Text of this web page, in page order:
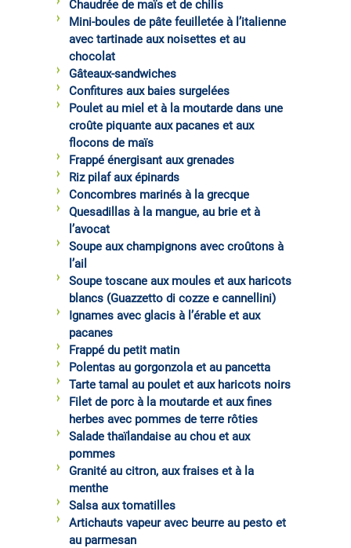
Chaudrée de maïs et de chilis
Mini-boules de pâte feuilletée à l’italienne
avec tartinade aux noisettes et au
chocolat
Gâteaux-sandwiches
Confitures aux baies surgelées
Poulet au miel et à la moutarde dans une
croûte piquante aux pacanes et aux
flocons de maïs
Frappé énergisant aux grenades
Riz pilaf aux épinards
Concombres marinés à la grecque
Quesadillas à la mangue, au brie et à
l’avocat
Soupe aux champignons avec croûtons à
l’ail
Soupe toscane aux moules et aux haricots
blancs (Guazzetto di cozze e cannellini)
Ignames avec glacis à l’érable et aux
pacanes
Frappé du petit matin
Polentas au gorgonzola et au pancetta
Tarte tamal au poulet et aux haricots noirs
Filet de porc à la moutarde et aux fines
herbes avec pommes de terre rôties
Salade thaïlandaise au chou et aux
pommes
Granité au citron, aux fraises et à la
menthe
Salsa aux tomatilles
Artichauts vapeur avec beurre au pesto et
au parmesan